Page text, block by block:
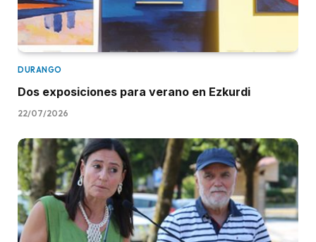
DURANGO
Dos exposiciones para verano en Ezkurdi
22/07/2026